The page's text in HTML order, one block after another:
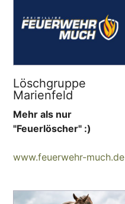
Löschgruppe
Marienfeld
Mehr als nur
"Feuerlöscher" :)
www.feuerwehr-much.de